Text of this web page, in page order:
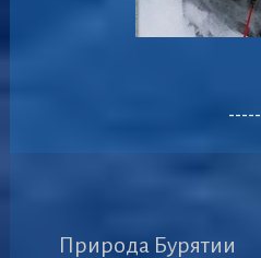
-----
Природа Бурятии